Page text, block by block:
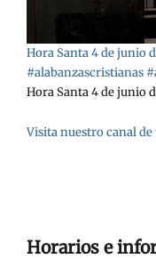
Hora Santa 4 de junio
#alabanzascristianas
Hora Santa 4 de junio
Visita nuestro canal
Horarios e